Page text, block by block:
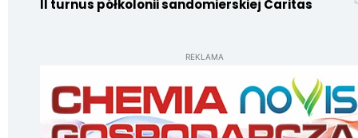
II turnus półkolonii sandomierskiej Caritas
REKLAMA